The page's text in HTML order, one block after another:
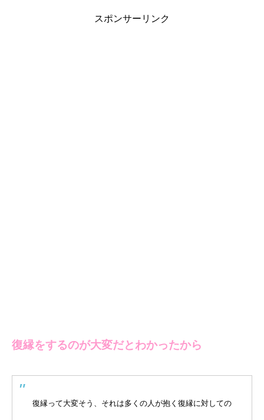
スポンサーリンク
復縁をするのが大変だとわかったから
復縁って大変そう、それは多くの人が抱く復縁に対しての